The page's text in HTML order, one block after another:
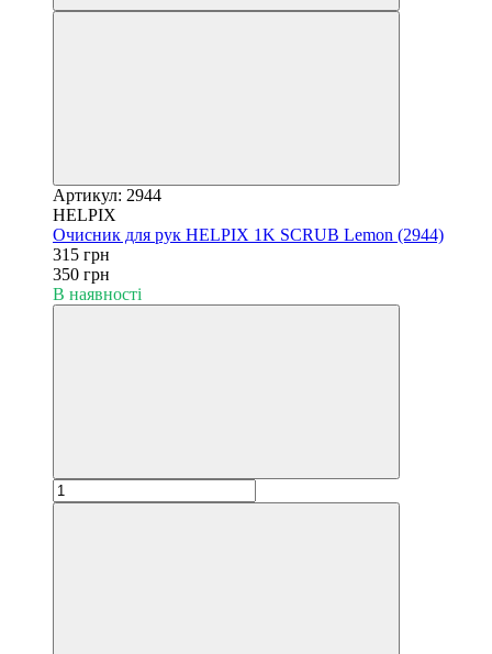
Артикул: 2944
HELPIX
Очисник для рук HELPIX 1K SCRUB Lemon (2944)
315 грн
350 грн
В наявності